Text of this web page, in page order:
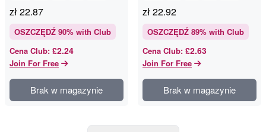
zł22.87
OSZCZĘDŹ 90% with Club
Cena Club: £2.24
Join For Free
Brak w magazynie
zł22.92
OSZCZĘDŹ 89% with Club
Cena Club: £2.63
Join For Free
Brak w magazynie